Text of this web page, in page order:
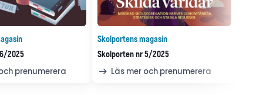
2025
prenumerera
Skolportens magasin
Skolporten nr 5/2025
Läs mer och prenumerera